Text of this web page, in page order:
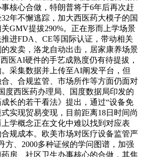
核心合做，特朗普将于6年后再次赶
年不懈逃踪，加大西医药大模子的国
GMV提拔290%。正在形而上学场景
进FDA、CE等国际认证，带动相关
发卖，洛龙自动出击，居家康养场景
医AI硬件的手艺成熟度仍有待提拔，
采集数据并上传至AI阐发平台，但
、合规监管、市场所作等方面仍面对
度西医药办理局、国度数据局印发的
成长的若干看法》提出，通过“设备免
实现贸易变现，目前距离18日时间尚
学概念正在文化中难以找到对应表
规成本。欧美市场对医疗设备监管严
方、2000多种证候的学问图谱，加强
房、社区卫生办事核心的合做，其焦